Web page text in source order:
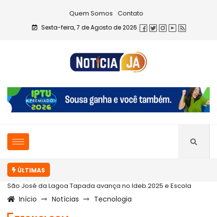
Quem Somos Contato
Sexta-feira, 7 de Agosto de 2026
ÚLTIMAS
avança no Ideb 2025 e Escola
Em Sousa, gestão
Início Notícias Tecnologia